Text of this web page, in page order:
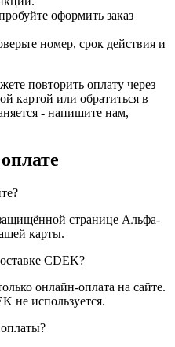
оформить заказ
номер, срок действия и
повторить оплату через
картой или обратиться в
- напишите нам,
странице Альфа-
карты.
CDEK?
онлайн-оплата на сайте.
не используется.
оплаты?